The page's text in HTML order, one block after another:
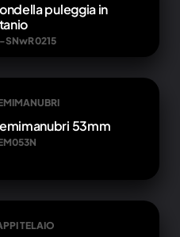
puleggia in
SNwR 0215
53mm
TELAIO